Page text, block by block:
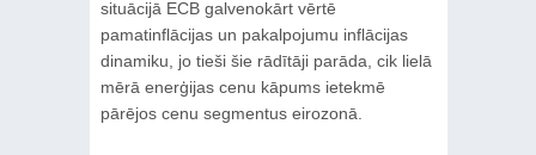
situācijā ECB galvenokārt vērtē
pamatinflācijas un pakalpojumu inflācijas
dinamiku, jo tieši šie rādītāji parāda, cik lielā
mērā enerģijas cenu kāpums ietekmē
pārējos cenu segmentus eirozonā.